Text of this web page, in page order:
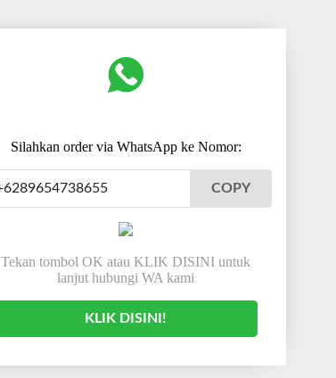
Silahkan order via WhatsApp ke Nomor:
COPY
Tekan tombol OK atau KLIK DISINI untuk
lanjut hubungi WA kami
KLIK DISINI!